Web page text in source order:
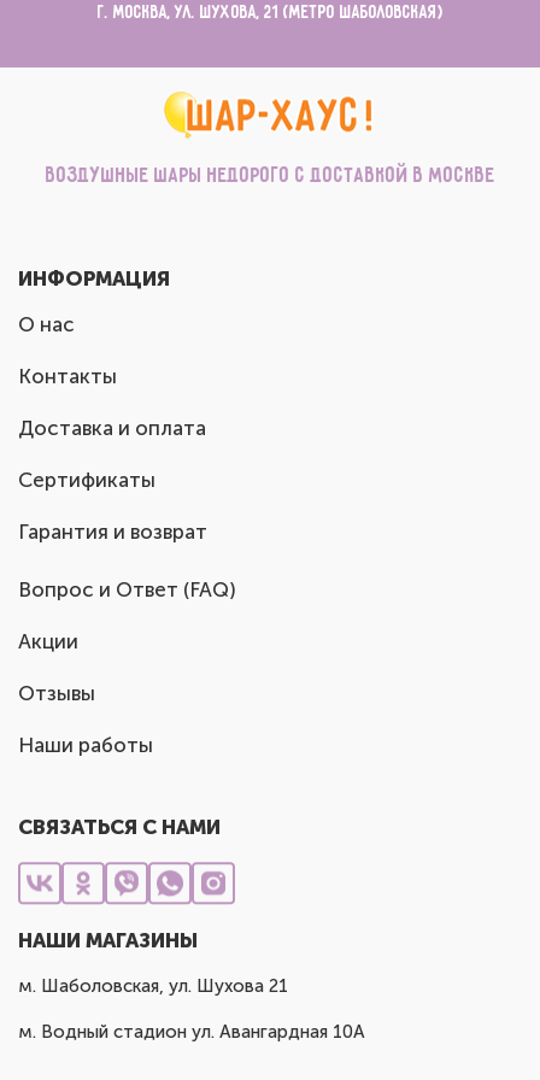
г. Москва, ул. Шухова, 21 (метро Шаболовская)
Воздушные шары недорого с доставкой в Москве
ИНФОРМАЦИЯ
О нас
Контакты
Доставка и оплата
Сертификаты
Гарантия и возврат
Вопрос и Ответ (FAQ)
Акции
Отзывы
Наши работы
СВЯЗАТЬСЯ С НАМИ
НАШИ МАГАЗИНЫ
м. Шаболовская, ул. Шухова 21
м. Водный стадион ул. Авангардная 10А